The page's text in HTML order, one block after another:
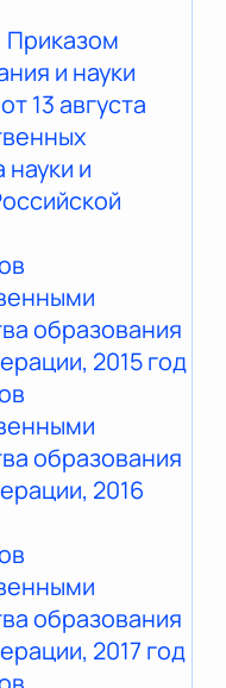
Приказом
и науки
13 августа
и
образования
2015 год
образования
2016
образования
2017 год